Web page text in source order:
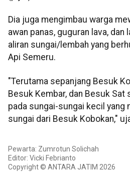
Dia juga mengimbau warga
awan panas, guguran lava, dan
aliran sungai/lembah yang
Api Semeru.
"Terutama sepanjang Besuk
Besuk Kembar, dan Besuk Sat
pada sungai-sungai kecil yang
sungai dari Besuk Kobokan,"
Pewarta: Zumrotun Solichah
Editor: Vicki Febrianto
Copyright © ANTARA JATIM 2026